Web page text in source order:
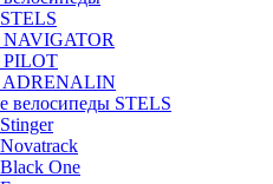
NAVIGATOR
PILOT
ADRENALIN
велосипеды STELS
One